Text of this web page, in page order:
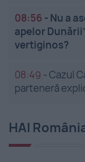
08:56 - Nu a
apelor
vertiginos?
08:49 -Cazul
parteneră
HAI